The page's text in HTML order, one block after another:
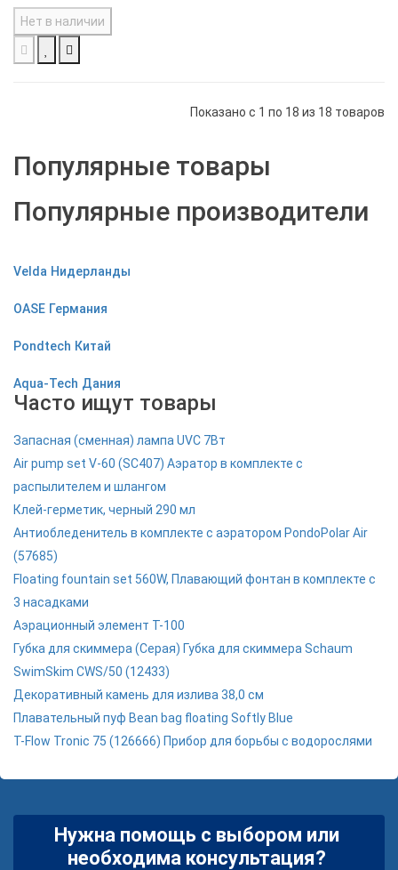
Нет в наличии
Показано с 1 по 18 из 18 товаров
Популярные товары
Популярные производители
Velda Нидерланды
OASE Германия
Pondtech Китай
Aqua-Tech Дания
Часто ищут товары
Запасная (сменная) лампа UVC 7Вт
Air pump set V-60 (SC407) Аэратор в комплекте с
распылителем и шлангом
Клей-герметик, черный 290 мл
Антиобледенитель в комплекте с аэратором PondoPolar Air
(57685)
Floating fountain set 560W, Плавающий фонтан в комплекте с
3 насадками
Аэрационный элемент T-100
Губка для скиммера (Серая) Губка для скиммера Schaum
SwimSkim CWS/50 (12433)
Декоративный камень для излива 38,0 см
Плавательный пуф Bean bag floating Softly Blue
T-Flow Tronic 75 (126666) Прибор для борьбы с водорослями
Нужна помощь с выбором или
необходима консультация?